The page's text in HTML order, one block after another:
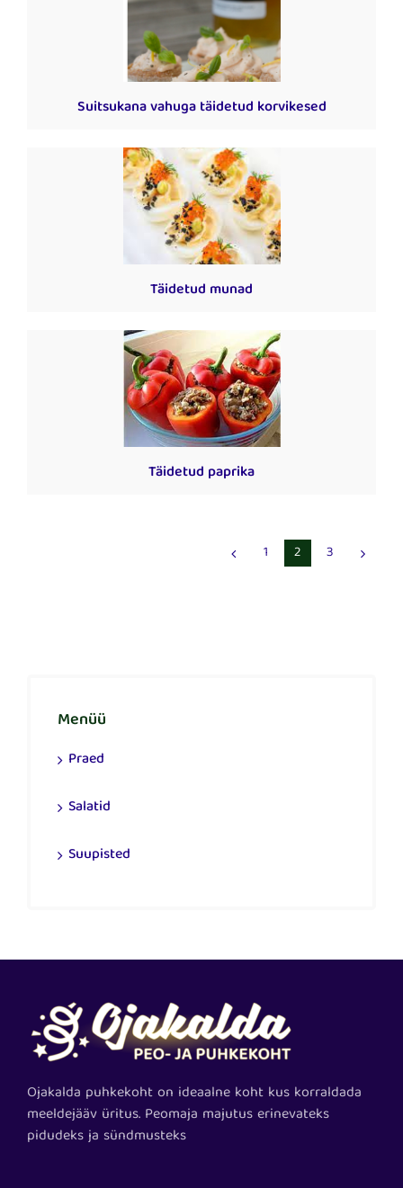
Suitsukana vahuga täidetud korvikesed
Täidetud munad
Täidetud paprika
1 2 3
Menüü
Praed
Salatid
Suupisted
Ojakalda puhkekoht on ideaalne koht kus korraldada
meeldejääv üritus. Peomaja majutus erinevateks
pidudeks ja sündmusteks